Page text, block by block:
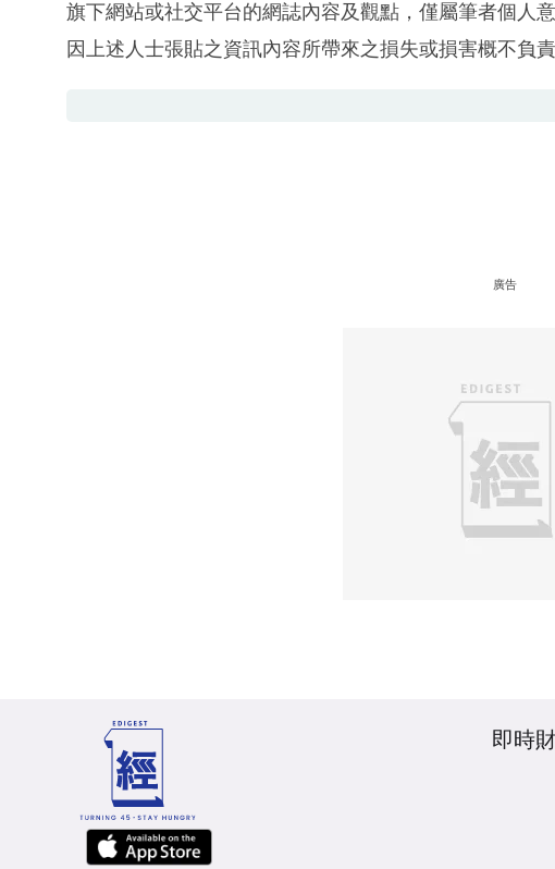
旗下網站或社交平台的網誌內容及觀點，僅屬筆者個人
因上述人士張貼之資訊內容所帶來之損失或損害概不負責
廣告
即時